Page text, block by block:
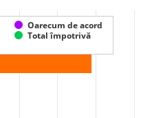
Oarecum de acord
Total împotrivă